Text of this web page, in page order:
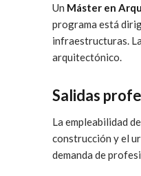
Un Máster en
programa está
infraestructuras.
arquitectónico.
Salidas
La empleabilidad
construcción y el
demanda de